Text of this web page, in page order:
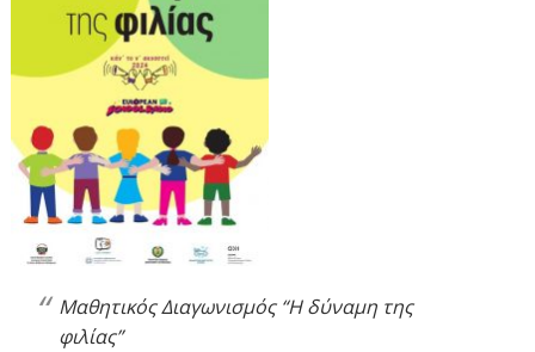
Μαθητικός Διαγωνισμός “Η δύναμη της
φιλίας”